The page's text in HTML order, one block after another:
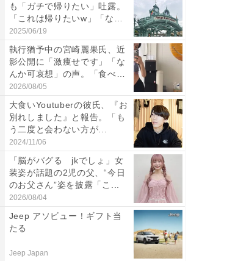
も「ガチで帰りたい」吐露。
「これは帰りたいw」「なん
ち...
2025/06/19
執行猶予中の宮崎麗果氏、近
影公開に「激痩せです」「な
んか可哀想」の声。「食べら
れ...
2026/08/05
大食いYoutuberの彼氏、『お
別れしました』と報告。「も
う二度と会わない方が...
2024/11/06
「脳がバグる jkでしょ」女
装姿が話題の2児の父、“今日
のお父さん”姿を披露「こ...
2026/08/04
Jeep アソビュー！ギフト当
たる
Jeep Japan